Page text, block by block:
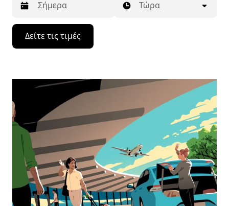
Πατήστε
πλήκτρο
να
μετακινηθείτε
στο
ημερολόγιο
επιλέξετε
ημερομηνία.
Πατήστε
Τώρα
Δείτε τις τιμές